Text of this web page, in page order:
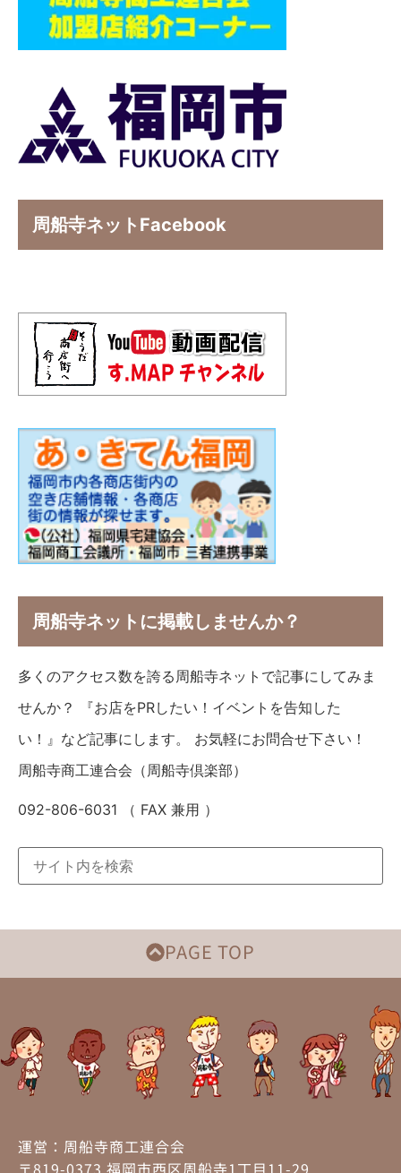
周船寺ネットFacebook
周船寺ネットに掲載しませんか？
多くのアクセス数を誇る周船寺ネットで記事にしてみま
せんか？ 『お店をPRしたい！イベントを告知した
い！』など記事にします。 お気軽にお問合せ下さい！
周船寺商工連合会（周船寺倶楽部）
092-806-6031 （ FAX 兼用 ）
PAGE TOP
運営：周船寺商工連合会
〒819-0373 福岡市西区周船寺1丁目11-29